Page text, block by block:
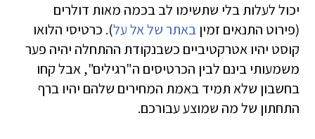
יכול לעלות בלי שתשימו לב בכמה מאות דולרים
(פירוט התנאים זמיןבאתר של אל על). כרטיסי הלואו
קוסט יהיו אטרקטיביים כשבנקודת ההתחלה יהיה פער
משמעותי בינם לבין הכרטיסים ה"רגילים", אבל קחו
בחשבון שלא תמיד באמת המחירים שלהם יהיו ברף
התחתון של מה שמוצע עבורכם.